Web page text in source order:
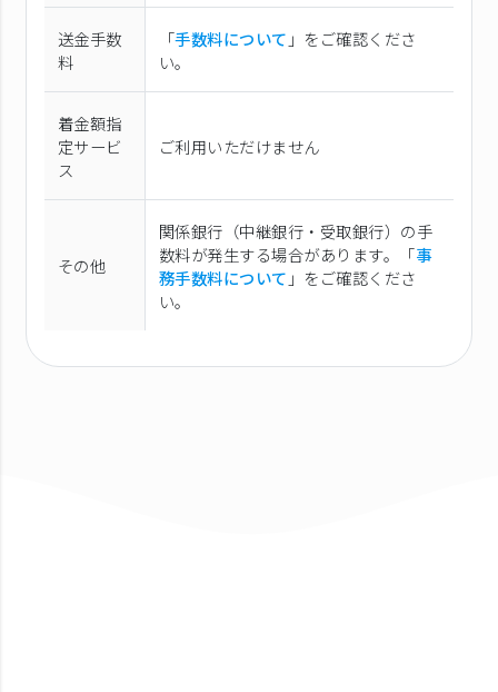
送金手数
料
「手数料について 」をご確認くださ
い。
着金額指
定サービ
ス
ご利用いただけません
その他
関係銀行（中継銀行・受取銀行）の手
数料が発生する場合があります。「事
務手数料について 」をご確認くださ
い。